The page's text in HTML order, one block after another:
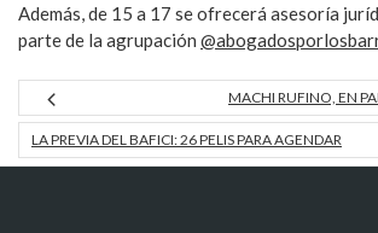
Además, de 15 a 17 se ofrecerá asesoría
parte de la agrupación
MACHI RUFINO, EN
LA PREVIA DEL BAFICI: 26 PELIS PARA AGENDAR